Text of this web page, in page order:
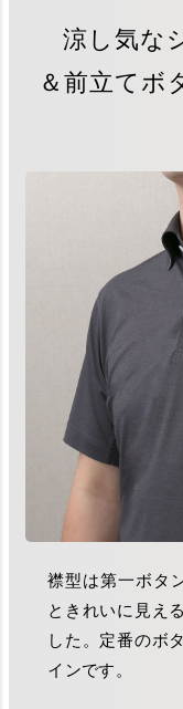
涼し気な
＆前立てボ
襟型は第一ボタ
ときれいに見え
した。定番のボ
インです。